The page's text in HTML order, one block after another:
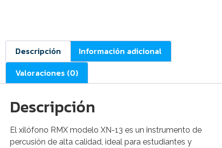
Descripción
Información adicional
Valoraciones (0)
Descripción
El xilófono RMX modelo XN-13 es un instrumento de
percusión de alta calidad, ideal para estudiantes y